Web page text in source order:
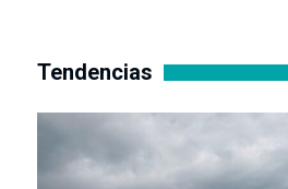
Tendencias